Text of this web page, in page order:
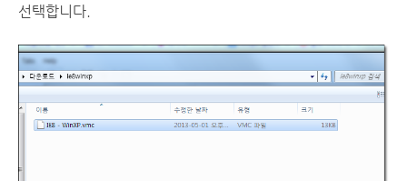
선택합니다.